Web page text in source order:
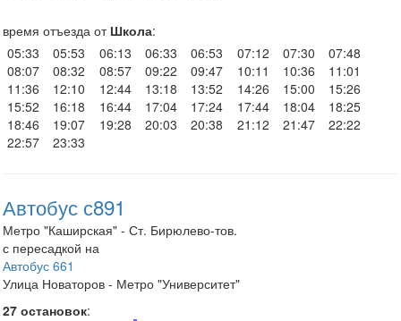
время отъезда от Школа:
05:33
05:53 06:13 06:33 06:53 07:12 07:30
07:48
08:07
08:32 08:57 09:22 09:47 10:11 10:36
11:01
11:36
12:10 12:44 13:18 13:52 14:26 15:00
15:26
15:52
16:18 16:44 17:04 17:24 17:44 18:04
18:25
18:46
19:07 19:28 20:03 20:38 21:12 21:47
22:22
22:57
23:33
Автобус с891
Метро "Каширская" - Ст. Бирюлево-тов.
с пересадкой на
Автобус 661
Улица Новаторов - Метро "Университет"
27 остановок: